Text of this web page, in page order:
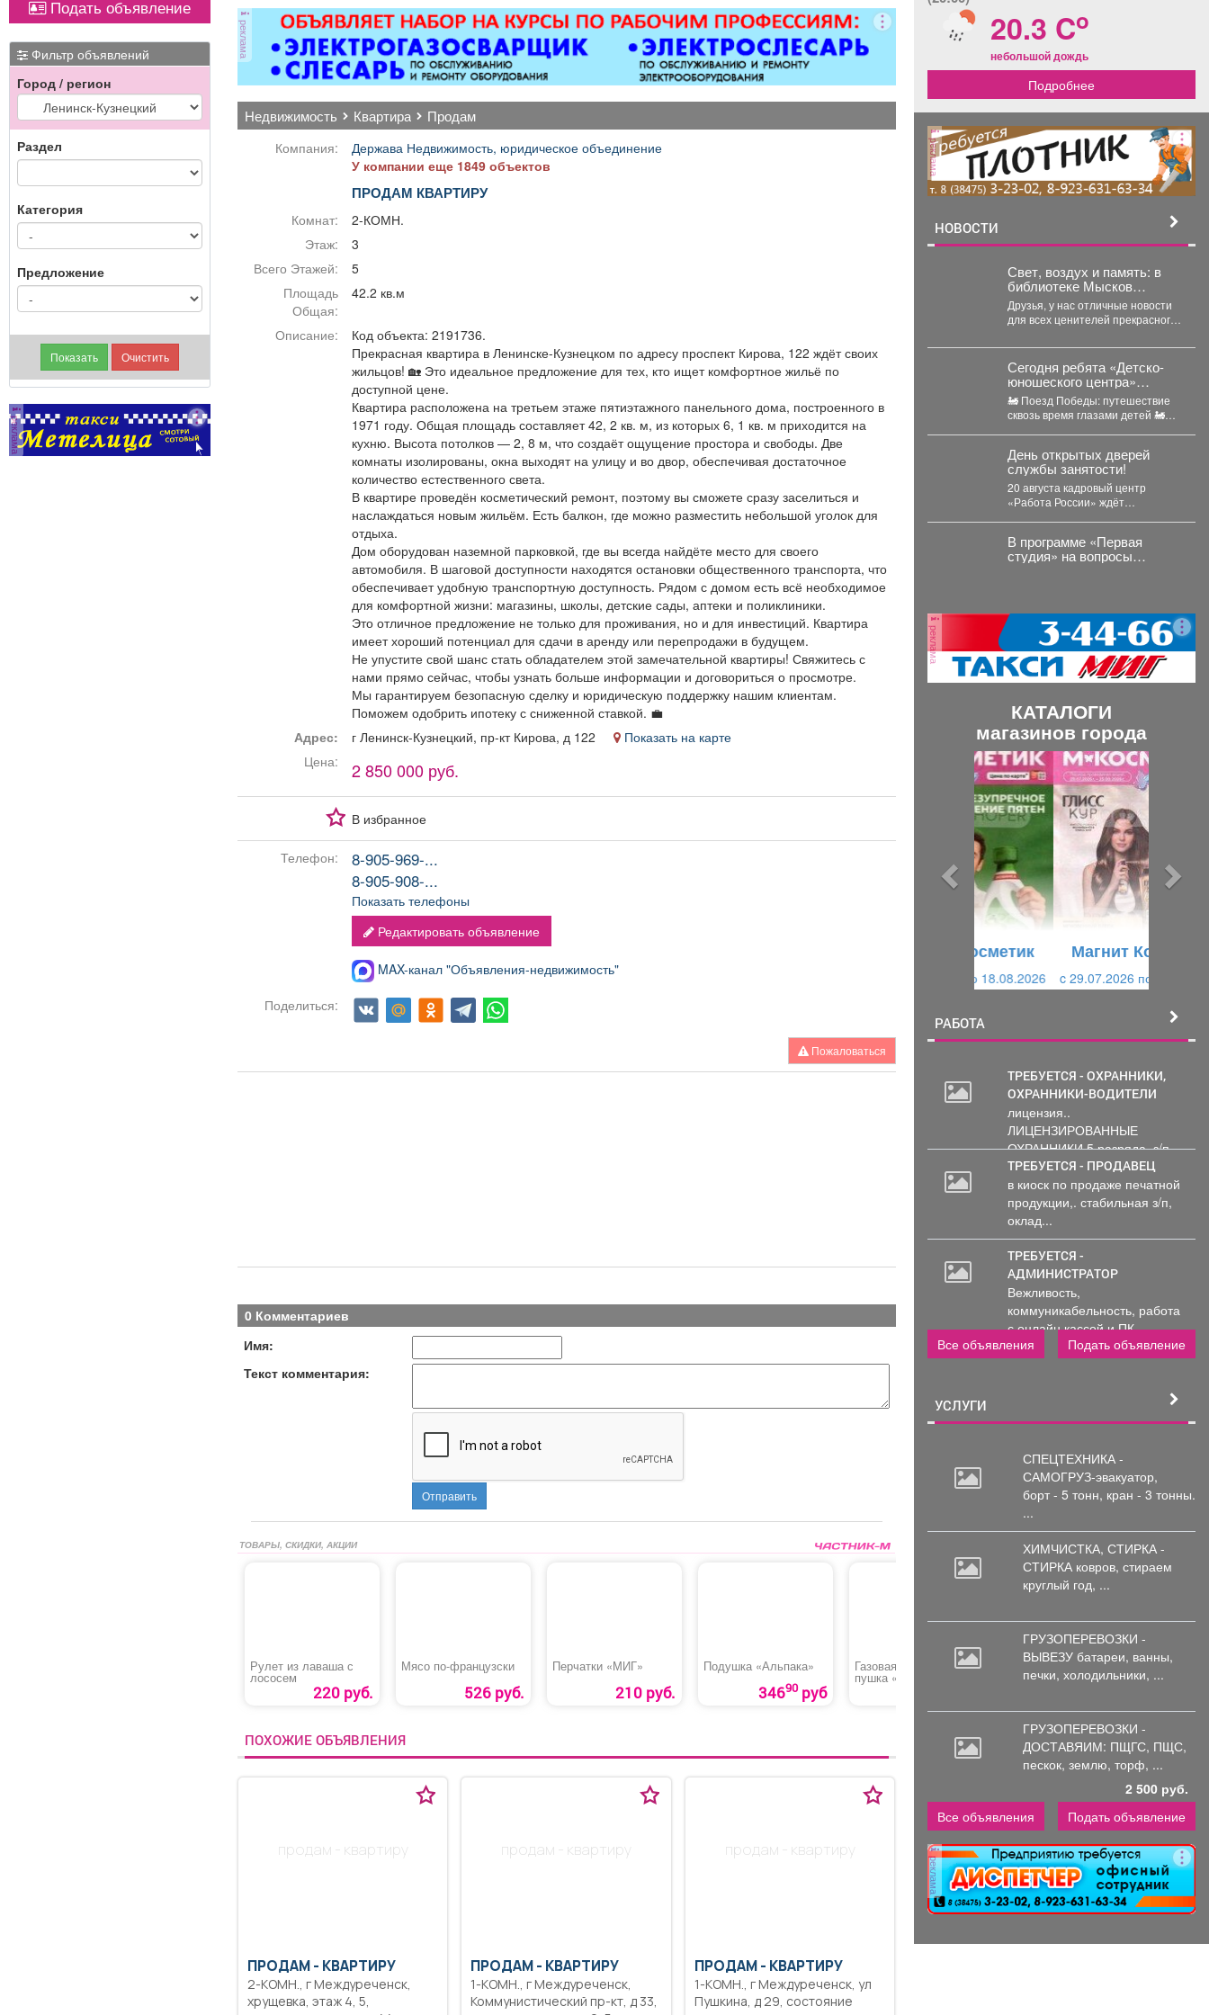
оборудованием,
имеется парковка, торг
уместен.
откатные ворота; все
виды сварочных работ;
металлоконструкции;
бетонные работы
любой сложности.
Пенсионерам скидка
ковер»).
Подать объявление
Фильтр объявлений
Город / регион
Раздел
Категория
Предложение
реклама
реклама
недвижимость квартира продам
Компания:
Держава Недвижимость, юридическое объединение
У компании еще 1849 объектов
ПРОДАМ КВАРТИРУ
Комнат:
2-КОМН.
Этаж:
3
Всего Этажей:
5
Площадь
Общая:
42.2 кв.м
Описание:
Код объекта: 2191736.
Прекрасная квартира в Ленинске-Кузнецком по адресу проспект Кирова, 122 ждёт своих
жильцов! 🏡 Это идеальное предложение для тех, кто ищет комфортное жильё по
доступной цене.
Квартира расположена на третьем этаже пятиэтажного панельного дома, построенного в
1971 году. Общая площадь составляет 42, 2 кв. м, из которых 6, 1 кв. м приходится на
кухню. Высота потолков — 2, 8 м, что создаёт ощущение простора и свободы. Две
комнаты изолированы, окна выходят на улицу и во двор, обеспечивая достаточное
количество естественного света.
В квартире проведён косметический ремонт, поэтому вы сможете сразу заселиться и
наслаждаться новым жильём. Есть балкон, где можно разместить небольшой уголок для
отдыха.
Дом оборудован наземной парковкой, где вы всегда найдёте место для своего
автомобиля. В шаговой доступности находятся остановки общественного транспорта, что
обеспечивает удобную транспортную доступность. Рядом с домом есть всё необходимое
для комфортной жизни: магазины, школы, детские сады, аптеки и поликлиники.
Это отличное предложение не только для проживания, но и для инвестиций. Квартира
имеет хороший потенциал для сдачи в аренду или перепродажи в будущем.
Не упустите свой шанс стать обладателем этой замечательной квартиры! Свяжитесь с
нами прямо сейчас, чтобы узнать больше информации и договориться о просмотре.
Мы гарантируем безопасную сделку и юридическую поддержку нашим клиентам.
Поможем одобрить ипотеку с сниженной ставкой. 💼
Адрес:
г Ленинск-Кузнецкий, пр-кт Кирова, д 122
Показать на карте
Цена:
2 850 000 руб.
В избранное
Телефон:
8-905-969-...
8-905-908-...
Показать телефоны
Редактировать объявление
MAX-канал "Объявления-недвижимость"
Поделиться:
Пожаловаться
0 Комментариев
Имя:
Текст комментария:
Отправить
ТОВАРЫ, СКИДКИ, АКЦИИ
Рулет из лаваша с
лососем
220 руб.
Мясо по-французски
526 руб.
Перчатки «МИГ»
210 руб.
Подушка «Альпака»
34690руб
Газовая тепловая
пушка «Denzel GHG-
15»
Крылышки в соусе
терияки
Курс
ПОХОЖИЕ ОБЪЯВЛЕНИЯ
продам - квартиру
ПРОДАМ - КВАРТИРУ
2-КОМН., г Междуреченск,
хрущевка, этаж 4, 5,
продам - квартиру
ПРОДАМ - КВАРТИРУ
1-КОМН., г Междуреченск,
Коммунистический пр-кт, д 33,
продам - квартиру
ПРОДАМ - КВАРТИРУ
1-КОМН., г Междуреченск, ул
Пушкина, д 29, состояние
20.3 Co
небольшой дождь
Подробнее
реклама
НОВОСТИ
Свет, воздух и память: в
библиотеке Мысков
открылась выставка
акварели «Воспоминания»
Друзья, у нас отличные новости
для всех ценителей прекрасного!
в...
Сегодня ребята «Детско-
юношеского центра»
отправились в необычное
путешествие - на борт
«Поезда Победы».
🚂 Поезд Победы: путешествие
сквозь время глазами детей 🚂
отправились...
День открытых дверей
службы занятости!
20 августа кадровый центр
«Работа России» ждёт
индивидуальные...
В программе «Первая
студия» на вопросы
жителей ответил
Куйбышевского района
Сергей Маисеев.
реклама
КАТАЛОГИ
магазинов города
Магнит Косметик
c 29.07.2026 по 25.08.2026
РАБОТА
ТРЕБУЕТСЯ - ОХРАННИКИ,
ОХРАННИКИ-ВОДИТЕЛИ
лицензия..
ЛИЦЕНЗИРОВАННЫЕ
ОХРАННИКИ 5 разряда, з/п
от 33000 руб. 6...
ТРЕБУЕТСЯ - ПРОДАВЕЦ
в киоск по продаже печатной
продукции,. стабильная з/п,
оклад...
ТРЕБУЕТСЯ -
АДМИНИСТРАТОР
Вежливость,
коммуникабельность, работа
с онлайн кассой и ПК
(программы...
Все объявления Подать объявление
УСЛУГИ
СПЕЦТЕХНИКА -
САМОГРУЗ-эвакуатор,
борт - 5 тонн, кран - 3 тонны.
...
ХИМЧИСТКА, СТИРКА -
СТИРКА ковров, стираем
круглый год, ...
ГРУЗОПЕРЕВОЗКИ -
ВЫВЕЗУ батареи, ванны,
печки, холодильники, ...
ГРУЗОПЕРЕВОЗКИ -
ДОСТАВЯИМ: ПЩГС, ПЩС,
пескок, землю, торф, ...
2 500 руб.
Все объявления
Подать объявление
реклама